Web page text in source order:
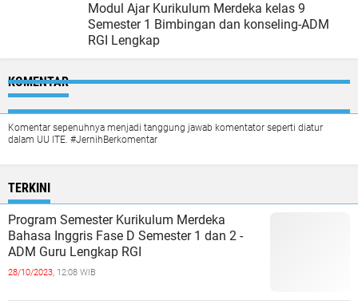
Modul Ajar Kurikulum Merdeka kelas 9
Semester 1 Bimbingan dan konseling-ADM
RGI Lengkap
KOMENTAR
Komentar sepenuhnya menjadi tanggung jawab komentator seperti diatur
dalam UU ITE. #JernihBerkomentar
TERKINI
Program Semester Kurikulum Merdeka
Bahasa Inggris Fase D Semester 1 dan 2 -
ADM Guru Lengkap RGI
28/10/2023, 12:08 WIB